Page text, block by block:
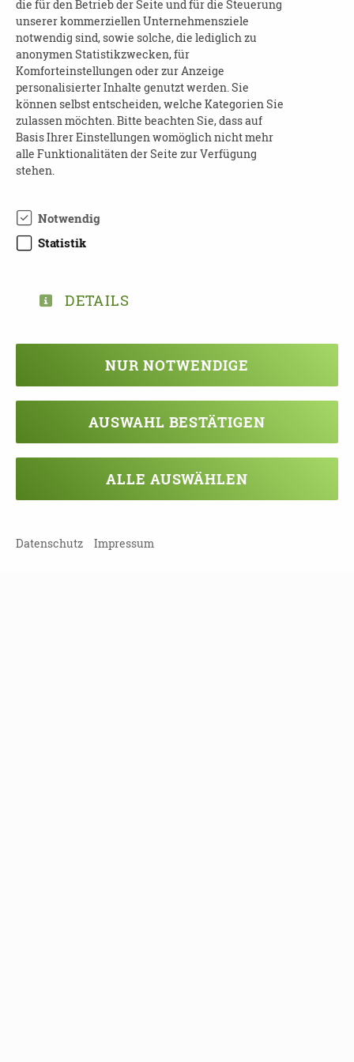
Umgang mit herausfordernden
Verhaltensweisen von Menschen mit
Demenzerkrankungen
Information zu
Unterstützungsmöglichkeiten für alle die
betreuen und pflegen
Erfahrungsaustausch mit Menschen in
ähnlicher Situation
Für Schulungsmaterial, Imbiss und Getränke
erheben wir einen Unkostenbeitrag von 15,00
Euro
Susanne Wolf unter 0351 65 69 00 86 oder
ZURÜCK ZUR ÜBERSICHT
Veranstaltung verpasst?
die für den Betrieb der Seite und für die Steuerung
unserer kommerziellen Unternehmensziele
notwendig sind, sowie solche, die lediglich zu
anonymen Statistikzwecken, für
Komforteinstellungen oder zur Anzeige
personalisierter Inhalte genutzt werden. Sie
können selbst entscheiden, welche Kategorien Sie
zulassen möchten. Bitte beachten Sie, dass auf
Basis Ihrer Einstellungen womöglich nicht mehr
alle Funktionalitäten der Seite zur Verfügung
stehen.
Notwendig
Statistik
DETAILS
NUR NOTWENDIGE
AUSWAHL BESTÄTIGEN
ALLE AUSWÄHLEN
Datenschutz Impressum